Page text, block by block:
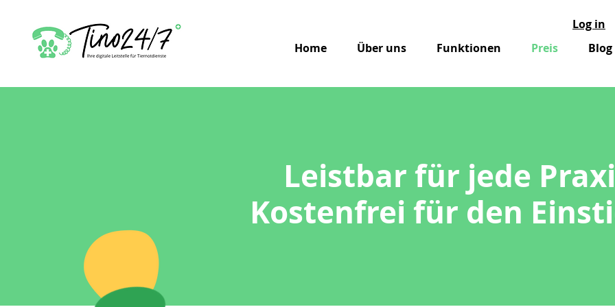
Log in
Home
Über uns Funktionen Preis Blog
Leistbar für jede
Kostenfrei für den